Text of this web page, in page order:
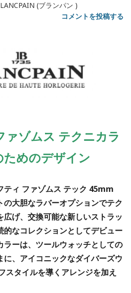
(ブランパン )
コメントを投稿する
ァゾムス テクニカラ
ためのデザイン
ティ ファゾムス テック 45mm
大胆なラバーオプションでテク
げ、交換可能な新しいストラッ
的なコレクションとしてデビュー
ラーは、ツールウォッチとしての
、アイコニックなダイバーズウ
スタイルを導くアレンジを加え